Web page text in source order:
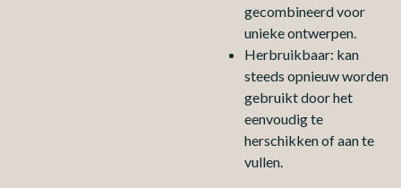
gecombineerd voor
unieke ontwerpen.
Herbruikbaar: kan
steeds opnieuw worden
gebruikt door het
eenvoudig te
herschikken of aan te
vullen.